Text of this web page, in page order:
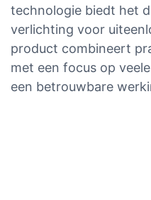
technologie biedt het
verlichting voor
product combineert
met een focus op
een ​​betrouwbare